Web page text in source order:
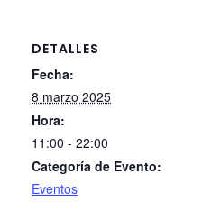
DETALLES
Fecha:
8 marzo 2025
Hora:
11:00 - 22:00
Categoría de Evento:
Eventos